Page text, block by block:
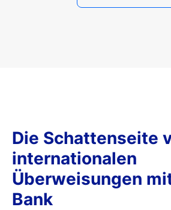
Die Schattenseite
internationalen
Überweisungen
Bank